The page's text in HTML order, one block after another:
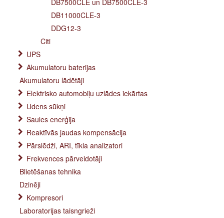
DB7500CLE un DB7500CLE-3
DB11000CLE-3
DDG12-3
Citi
UPS
Akumulatoru baterijas
Akumulatoru lādētāji
Elektrisko automobiļu uzlādes iekārtas
Ūdens sūkņi
Saules enerģija
Reaktīvās jaudas kompensācija
Pārslēdži, ARI, tīkla analizatori
Frekvences pārveidotāji
Blietēšanas tehnika
Dzinēji
Kompresori
Laboratorijas taisngrieži